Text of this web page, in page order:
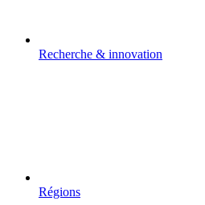
Recherche & innovation
Régions